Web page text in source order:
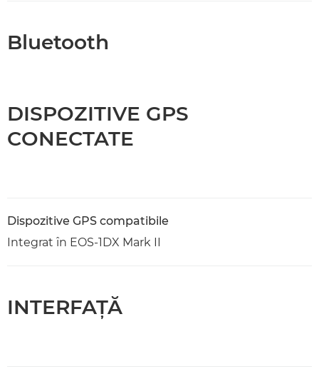
Bluetooth
DISPOZITIVE GPS
CONECTATE
Dispozitive GPS compatibile
Integrat în EOS-1DX Mark II
INTERFAŢĂ